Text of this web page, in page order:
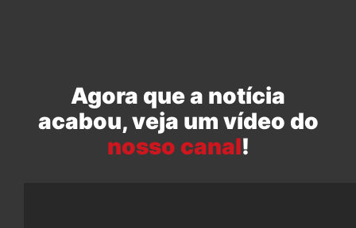
Agora que a notícia
acabou, veja um vídeo do
nosso canal!